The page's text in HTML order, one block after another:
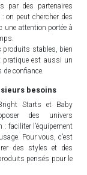
par des partenaires
: on peut chercher des
une attention portée à
produits stables, bien
pratique est aussi un
confiance.
besoins
Starts et Baby
des univers
faciliter l’équipement
Pour vous, c’est
des styles et des
pensés pour le